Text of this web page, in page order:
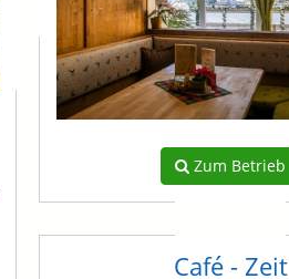
Zum Betrieb
Café - Zeit